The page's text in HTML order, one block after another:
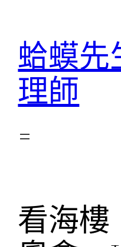
蛤蟆先
理師
看海樓